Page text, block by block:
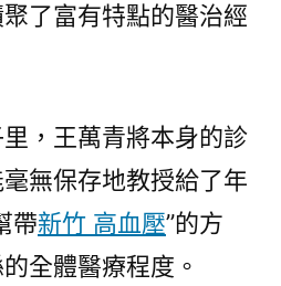
了富有特點的醫治經
，王萬青將本身的診
無保存地教授給了年
帶新竹 高血壓”的方
全體醫療程度。